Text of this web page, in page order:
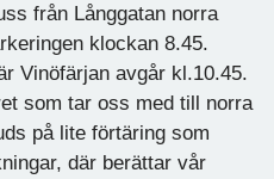
från Långgatan norra
klockan 8.45.
Vinöfärjan avgår kl.10.45.
som tar oss med till norra
på lite förtäring som
där berättar vår